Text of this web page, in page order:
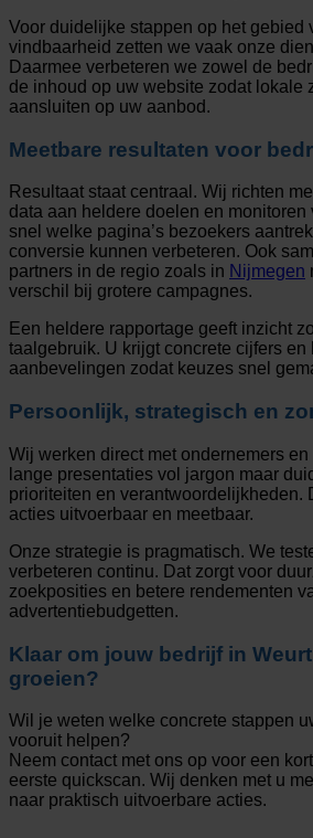
Voor duidelijke stappen op het gebied
vindbaarheid zetten we vaak onze
Daarmee verbeteren we zowel de
de inhoud op uw website zodat lokale
aansluiten op uw aanbod.
Meetbare resultaten voor
Resultaat staat centraal. Wij richten
data aan heldere doelen en monitoren
snel welke pagina’s bezoekers
conversie kunnen verbeteren. Ook
partners in de regio zoals in Nijmegen
verschil bij grotere campagnes.
Een heldere rapportage geeft inzicht
taalgebruik. U krijgt concrete cijfers en
aanbevelingen zodat keuzes snel
Persoonlijk, strategisch en
Wij werken direct met ondernemers en
lange presentaties vol jargon maar
prioriteiten en verantwoordelijkheden.
acties uitvoerbaar en meetbaar.
Onze strategie is pragmatisch. We
verbeteren continu. Dat zorgt voor
zoekposities en betere rendementen
advertentiebudgetten.
Klaar om jouw bedrijf in
groeien?
Wil je weten welke concrete stappen
vooruit helpen?
Neem contact met ons op voor een
eerste quickscan. Wij denken met u
naar praktisch uitvoerbare acties.